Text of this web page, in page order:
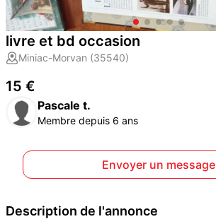
livre et bd occasion
Miniac-Morvan (35540)
15 €
Pascale t.
Membre depuis 6 ans
Envoyer un message
Description de l'annonce